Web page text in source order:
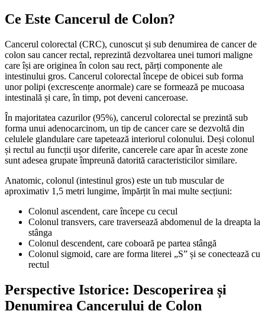
Ce Este Cancerul de Colon?
Cancerul colorectal (CRC), cunoscut și sub denumirea de cancer de
colon sau cancer rectal, reprezintă dezvoltarea unei tumori maligne
care își are originea în colon sau rect, părți componente ale
intestinului gros. Cancerul colorectal începe de obicei sub forma
unor polipi (excrescențe anormale) care se formează pe mucoasa
intestinală și care, în timp, pot deveni canceroase.
În majoritatea cazurilor (95%), cancerul colorectal se prezintă sub
forma unui adenocarcinom, un tip de cancer care se dezvoltă din
celulele glandulare care tapetează interiorul colonului. Deși colonul
și rectul au funcții ușor diferite, cancerele care apar în aceste zone
sunt adesea grupate împreună datorită caracteristicilor similare.
Anatomic, colonul (intestinul gros) este un tub muscular de
aproximativ 1,5 metri lungime, împărțit în mai multe secțiuni:
Colonul ascendent, care începe cu cecul
Colonul transvers, care traversează abdomenul de la dreapta la
stânga
Colonul descendent, care coboară pe partea stângă
Colonul sigmoid, care are forma literei „S” și se conectează cu
rectul
Perspective Istorice: Descoperirea și
Denumirea Cancerului de Colon